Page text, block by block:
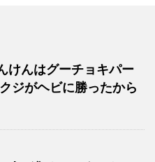
けんはグーチョキパー
ジがヘビに勝ったから